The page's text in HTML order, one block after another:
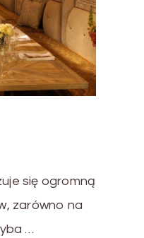
się ogromną
zarówno na
…